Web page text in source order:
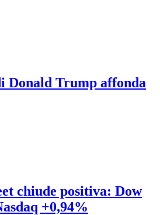
Donald Trump affonda
chiude positiva: Dow
+0,94%